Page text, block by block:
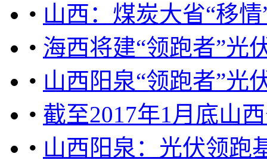
• 山西：煤炭大省“移
• 海西将建“领跑者”光
• 山西阳泉“领跑者”光
• 截至2017年1月底山
• 山西阳泉：光伏领跑